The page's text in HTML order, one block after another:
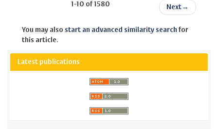
1-10 of 1580 Next →
You may also start an advanced similarity search for
this article.
Latest publications